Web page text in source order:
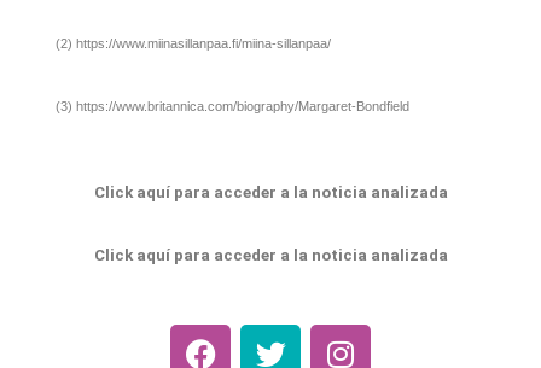
(2) https://www.miinasillanpaa.fi/miina-sillanpaa/
(3) https://www.britannica.com/biography/Margaret-Bondfield
Click aquí para acceder a la noticia analizada
Click aquí para acceder a la noticia analizada